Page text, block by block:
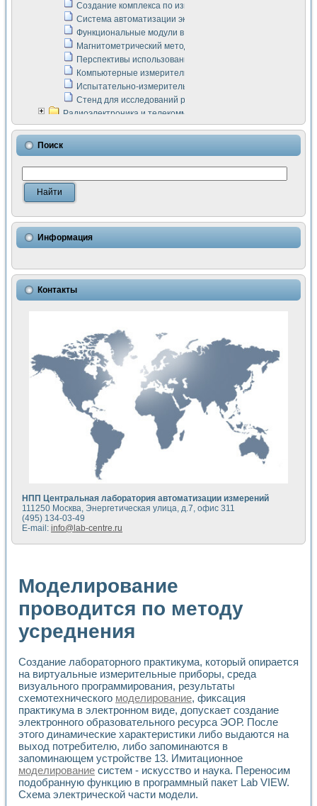
Создание комплекса по измерению скорости подвижного
Система автоматизации экспериментальных
Функциональные модули в стандарте Nl SCXI для
Магнитометрический метод в дефектоскопии сварных
Перспективы использования машинного зрения в
Компьютерные измерительные системы для
Испытательно-измерительный комплекс аппаратуры для
Стенд для исследований рабочих процессов ДВС в
Радиоэлектроника и телекоммуникации
LabVIEW в расчетах радиолиний систем передачи данных
Аппаратно-программный комплекс для исследования
Виртуальный лабораторный стенд для исследования
Измерение шумовых параметров операционных
Измерительный преобразователь на основе цифровой
Использование NI LabVIEW для математического
Исследовние возможности создания измерителя ВАХ
Математическое моделирование генератора сигналов -
Применение осциллографического модуля с высоким
Симуляция отклика импульсного радиолокационного
Автоматизация формирования уравнений состояния для
Разработка автоматизированного стенда для измерения
Применение среды LabVIEW для построения картины
Портативная система для определения показателей
Использование LabVIEW для управления источником
Устройство для снятия вольт-амперных характеристик
Передовые научные технологии: нано-, фемто-,
Автоматизированная установка по измерению временных
Автоматизированный лабораторный комплекс на базе
Визуализация моделирования и оптимизации тепловой
Виртуальный прибор для исследования функциональных
Исследование возможности создания экономичного
Исследование кинетики движения макрочастиц в
Метод прогнозирования свойств дисперсных продуктов
Недорогая система управления сверхпроводящим
Применение технологий NI в курсе экспериментальной
Расчет переноса аэрозоля и выпадения осадка в
Применение NI VISION для геометрического анализа в
Система температурной стабилизации
Управление движением с помощью программно -
Определение параметров всплывающих газовых
Система управления асинхронным тиристорным
Применение средств NATIONAL INSTRUMENTS для
Разработка автоматизированного стенда для
Автоматизированный стенд рентгеновской диагностики
Высокочувствительные оптоэлектронные
Установка для измерения диэлектрических свойств
Исследование кинетики зарождения и развития
Лабораторный электрический импедансный томограф на
Микрозондовая система для характеризации
Метод траекторий в исследовании
Промышленная автоматизация
Автоматизация технологических процессов получения
Поиск
Информация
Контакты
НПП Центральная лаборатория автоматизации измерений
111250 Москва, Энергетическая улица, д.7, офис 311
(495) 134-03-49
E-mail: info@lab-centre.ru
Моделирование
проводится по методу
усреднения
Создание лабораторного практикума, который опирается
на виртуальные измерительные приборы, среда
визуального программирования, результаты
схемотехнического моделирование, фиксация
практикума в электронном виде, допускает создание
электронного образовательного ресурса ЭОР. После
этого динамические характеристики либо выдаются на
выход потребителю, либо запоминаются в
запоминающем устройстве 13. Имитационное
моделирование систем - искусство и наука. Переносим
подобранную функцию в программный пакет Lab VIEW.
Схема электрической части модели.